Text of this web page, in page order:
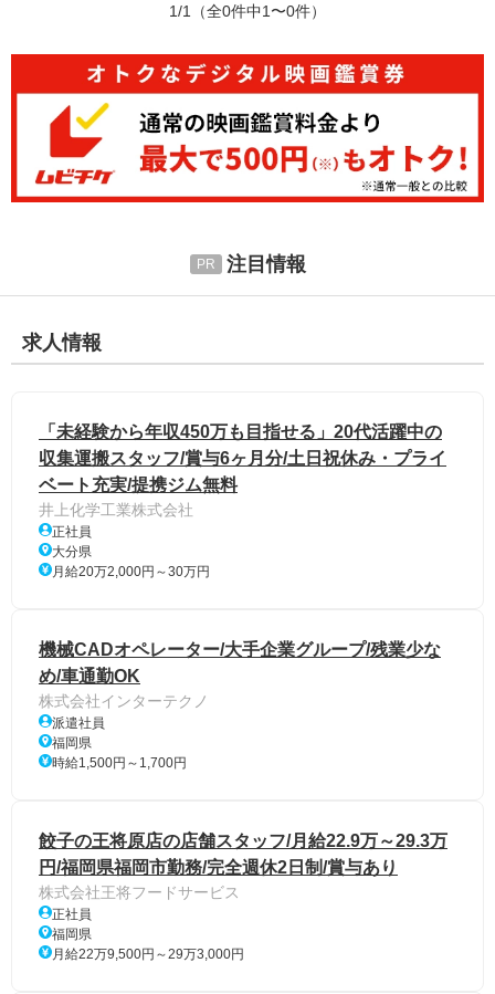
1/1 （全0件中1〜0件）
注目情報
求人情報
「未経験から年収450万も目指せる」20代活躍中の
収集運搬スタッフ/賞与6ヶ月分/土日祝休み・プライ
ベート充実/提携ジム無料
井上化学工業株式会社
正社員
大分県
月給20万2,000円～30万円
機械CADオペレーター/大手企業グループ/残業少な
め/車通勤OK
株式会社インターテクノ
派遣社員
福岡県
時給1,500円～1,700円
餃子の王将原店の店舗スタッフ/月給22.9万～29.3万
円/福岡県福岡市勤務/完全週休2日制/賞与あり
株式会社王将フードサービス
正社員
福岡県
月給22万9,500円～29万3,000円